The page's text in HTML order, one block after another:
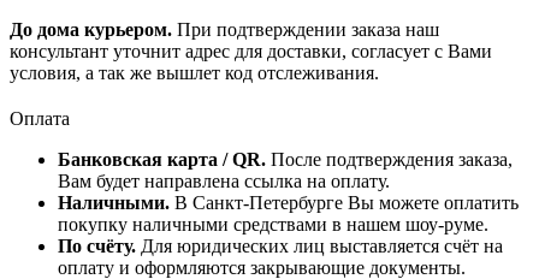
До дома курьером. При подтверждении заказа наш
консультант уточнит адрес для доставки, согласует с Вами
условия, а так же вышлет код отслеживания.
Оплата
Банковская карта / QR. После подтверждения заказа,
Вам будет направлена ссылка на оплату.
Наличными. В Санкт-Петербурге Вы можете оплатить
покупку наличными средствами в нашем шоу-руме.
По счёту. Для юридических лиц выставляется счёт на
оплату и оформляются закрывающие документы.